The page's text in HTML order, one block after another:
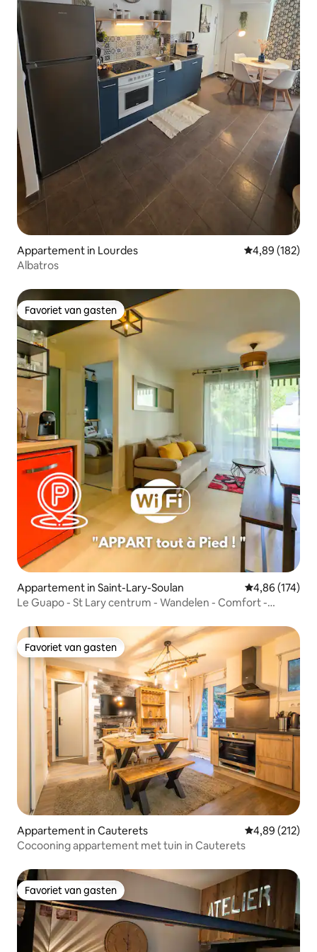
Appartement in Lourdes Gemiddelde
4,89 (182)
Albatros
Favoriet van gasten
Favoriet van gasten
Appartement in Saint-Lary-Soulan Gemiddelde
4,86 (174)
Le Guapo - St Lary centrum - Wandelen - Comfort -
Favoriet van gasten
Favoriet van gasten
Appartement in Cauterets Gemiddelde
4,89 (212)
Cocooning appartement met tuin in Cauterets
Favoriet van gasten
Favoriet van gasten